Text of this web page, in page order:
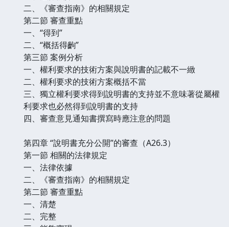
二、《審查指南》的相關規定
第二節 審查重點
一、“得到”
二、“概括得齣”
第三節 案例分析
一、權利要求的技術方案與說明書的記載不一緻
二、權利要求的技術方案概括不當
三、獨立權利要求得到說明書的支持並不意味著從屬權
利要求也必然得到說明書的支持
四、審查意見通知書撰寫時應注意的問題
第四章 “說明書充分公開”的審查（A26.3）
第一節 相關的法律規定
一、法律依據
二、《審查指南》的相關規定
第二節 審查重點
一、清楚
二、完整